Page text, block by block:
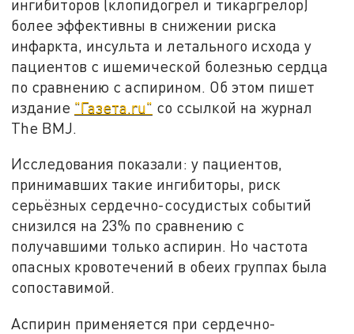
ингибиторов (клопидогрел и тикаргрелор)
более эффективны в снижении риска
инфаркта, инсульта и летального исхода у
пациентов с ишемической болезнью сердца
по сравнению с аспирином. Об этом пишет
издание "Газета.ru" со ссылкой на журнал
The BMJ.
Исследования показали: у пациентов,
принимавших такие ингибиторы, риск
серьёзных сердечно-сосудистых событий
снизился на 23% по сравнению с
получавшими только аспирин. Но частота
опасных кровотечений в обеих группах была
сопоставимой.
Аспирин применяется при сердечно-